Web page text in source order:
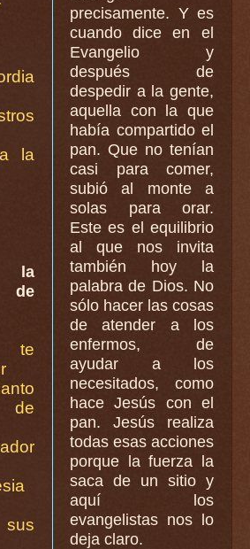
la
la
de
te
de
precisamente. Y es
cuando dice en el
Evangelio y
después de
despedir a la gente,
aquella con la que
había compartido el
pan. Que no tenían
casi para comer,
subió al monte a
solas para orar.
Este es el equilibrio
al que nos invita
también hoy la
palabra de Dios. No
sólo hacer las cosas
de atender a los
enfermos, de
ayudar a los
necesitados, como
hace Jesús con el
pan. Jesús realiza
todas esas acciones
porque la fuerza la
saca de un sitio y
aquí los
evangelistas nos lo
deja claro.